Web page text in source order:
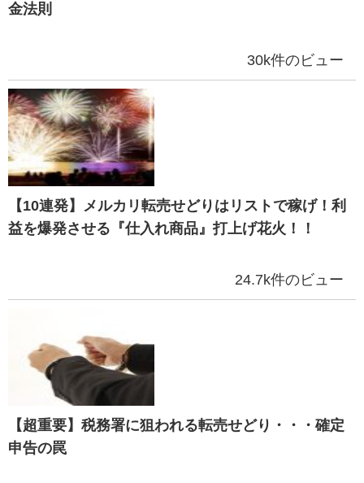
金法則
30k件のビュー
【10連発】メルカリ転売せどりはリストで稼げ！利
益を爆発させる『仕入れ商品』打上げ花火！！
24.7k件のビュー
【超重要】税務署に狙われる転売せどり・・・確定
申告の罠